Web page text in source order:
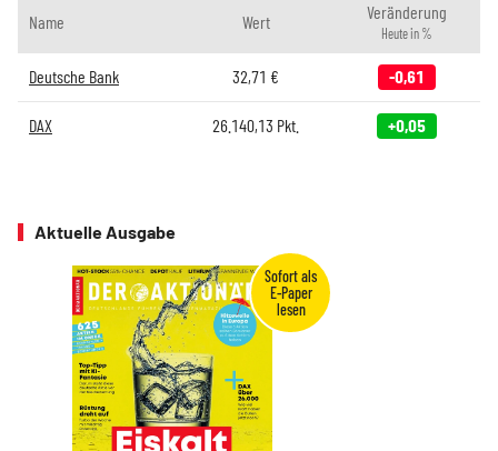
Name Wert Veränderung
Heute in %
Deutsche Bank 32,71 € -0,61
DAX 26.140,13 Pkt. +0,05
Aktuelle Ausgabe